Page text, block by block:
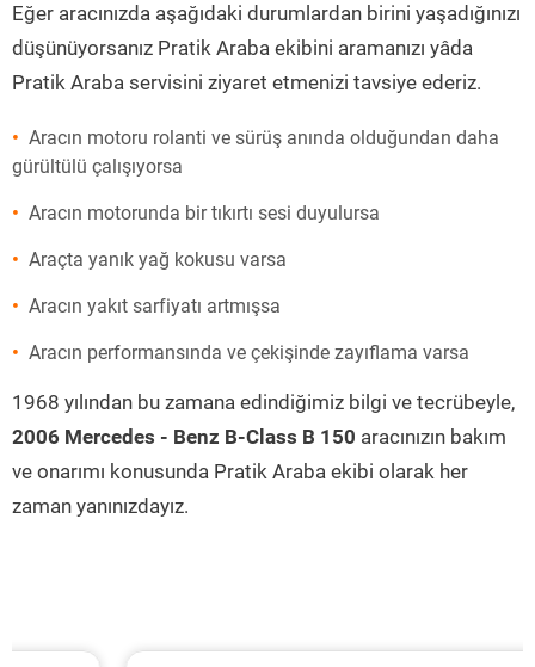
Eğer aracınızda aşağıdaki durumlardan birini yaşadığınızı
düşünüyorsanız Pratik Araba ekibini aramanızı yâda
Pratik Araba servisini ziyaret etmenizi tavsiye ederiz.
Aracın motoru rolanti ve sürüş anında olduğundan daha
gürültülü çalışıyorsa
Aracın motorunda bir tıkırtı sesi duyulursa
Araçta yanık yağ kokusu varsa
Aracın yakıt sarfiyatı artmışsa
Aracın performansında ve çekişinde zayıflama varsa
1968 yılından bu zamana edindiğimiz bilgi ve tecrübeyle,
2006 Mercedes - Benz B-Class B 150 aracınızın bakım
ve onarımı konusunda Pratik Araba ekibi olarak her
zaman yanınızdayız.